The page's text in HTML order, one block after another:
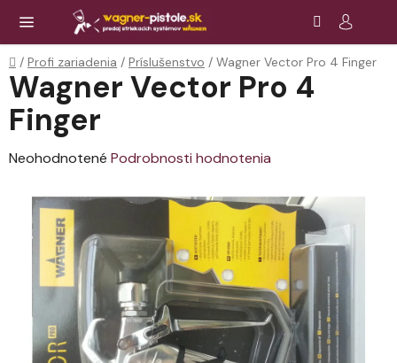
obsah
Domov
/ Profi zariadenia / Príslušenstvo / Wagner Vector Pro 4 Finger
Wagner Vector Pro 4
Finger
Priemerné
produktu
hviezdičiek.
Neohodnotené Podrobnosti hodnotenia